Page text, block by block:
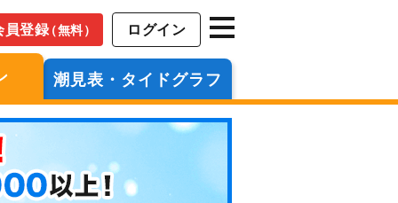
員登録（無料） ログイン
潮見表・タイドグラフ